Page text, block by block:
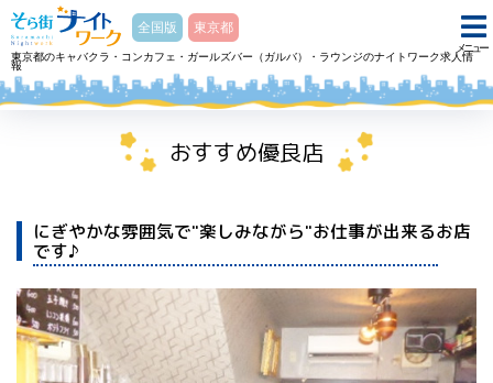
メニュー
そら街ナイトワーク
全国版
東京都
東京都のキャバクラ・コンカフェ・ガールズバー（ガルバ）・ラウンジのナイトワーク求人情
報
ホーム スナック スナック めぐみメグミのアルバイト・求人
おすすめ優良店
にぎやかな雰囲気で"楽しみながら"お仕事が出来るお店
です♪